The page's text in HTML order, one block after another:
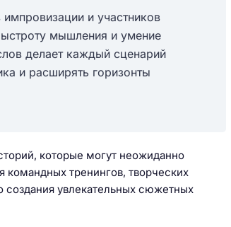
и участников
мышления и умение
делает каждый сценарий
и расширять горизонты
которые могут неожиданно
командных тренингов, творческих
создания увлекательных сюжетных